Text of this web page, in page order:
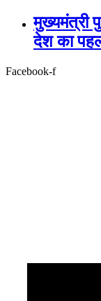
मुख्यमंत्री
देश का
Facebook-f